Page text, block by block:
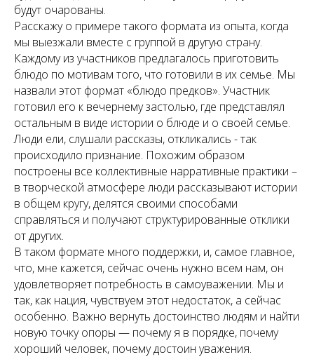
будут очарованы.
Расскажу о примере такого формата из опыта, когда
мы выезжали вместе с группой в другую страну.
Каждому из участников предлагалось приготовить
блюдо по мотивам того, что готовили в их семье. Мы
назвали этот формат «блюдо предков». Участник
готовил его к вечернему застолью, где представлял
остальным в виде истории о блюде и о своей семье.
Люди ели, слушали рассказы, откликались - так
происходило признание. Похожим образом
построены все коллективные нарративные практики –
в творческой атмосфере люди рассказывают истории
в общем кругу, делятся своими способами
справляться и получают структурированные отклики
от других.
В таком формате много поддержки, и, самое главное,
что, мне кажется, сейчас очень нужно всем нам, он
удовлетворяет потребность в самоуважении. Мы и
так, как нация, чувствуем этот недостаток, а сейчас
особенно. Важно вернуть достоинство людям и найти
новую точку опоры — почему я в порядке, почему
хороший человек, почему достоин уважения.